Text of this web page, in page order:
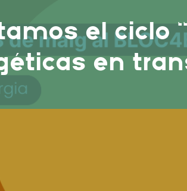
el ciclo
en